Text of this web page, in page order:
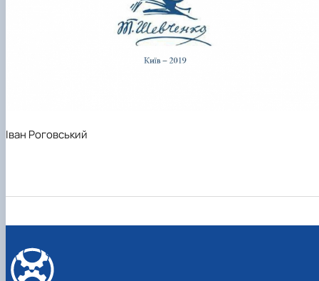
Іван Роговський